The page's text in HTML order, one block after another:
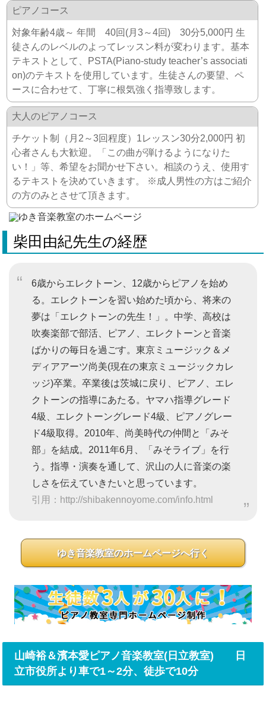
ピアノコース
対象年齢4歳～ 年間 40回(月3～4回) 30分5,000円 生
徒さんのレベルのよってレッスン料が変わります。基本
テキストとして、PSTA(Piano-study teacher’s associati
on)のテキストを使用しています。生徒さんの要望、ペ
ースに合わせて、丁寧に根気強く指導致します。
大人のピアノコース
チケット制（月2～3回程度）1レッスン30分2,000円 初
心者さんも大歓迎。「この曲が弾けるようになりた
い！」等、希望をお聞かせ下さい。相談のうえ、使用す
るテキストを決めていきます。 ※成人男性の方はご紹介
の方のみとさせて頂きます。
柴田由紀先生の経歴
6歳からエレクトーン、12歳からピアノを始め
る。エレクトーンを習い始めた頃から、将来の
夢は「エレクトーンの先生！」。中学、高校は
吹奏楽部で部活、ピアノ、エレクトーンと音楽
ばかりの毎日を過ごす。東京ミュージック＆メ
ディアアーツ尚美(現在の東京ミュージックカレ
ッジ)卒業。卒業後は茨城に戻り、ピアノ、エレ
クトーンの指導にあたる。ヤマハ指導グレード
4級、エレクトーングレード4級、ピアノグレー
ド4級取得。2010年、尚美時代の仲間と「みそ
部」を結成。2011年6月、「みそライブ」を行
う。指導・演奏を通して、沢山の人に音楽の楽
しさを伝えていきたいと思っています。
引用：http://shibakennoyome.com/info.html
ゆき音楽教室のホームページへ行く
山崎裕＆濱本愛ピアノ音楽教室(日立教室) 日
立市役所より車で1～2分、徒歩で10分